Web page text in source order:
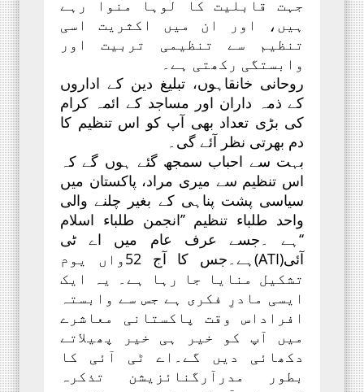
جہت قابلیت کا لوہا منوا رہے
ہیں، اور ان میں اکثریت اسی
تنظیم سے تنظیمی تربیت اور
وابستگی رکھتی ہے۔
روحانی خانقاہوں، تبلیغ دین کے اداروں
کے ذمہ داران اور مساجد کے ائمہ کرام
کی بڑی تعداد بھی آپ کو اس تنظیم کا
دم بھرتی نظر آئے گی۔
بہت سے احباب سمجھ گئے ہوں گے کہ
اس تنظیم سے میری مراد، پاکستان میں
سیاسی پشت پناہی کے بغیر چلنے والی
واحد طلباء تنظیم ’’انجمن طلباء اسلام
‘‘ہے ۔جسے عرف عام میں اے ٹی
آئی(ATI)ہے۔جس کا آج 52واں یوم
تشکیل منایا جا رہا ہے۔ یہ ایک
ایسی مادرِ فکری ہے جس سے وابستہ
افراداس وقت پاکستانی معاشرے
میں آپ کو خیر ہی خیر پھیلاتے
دکھائی دیں گے۔اے ٹی آئی کا
بطور مدرآرگنائزیشن تذکرہ